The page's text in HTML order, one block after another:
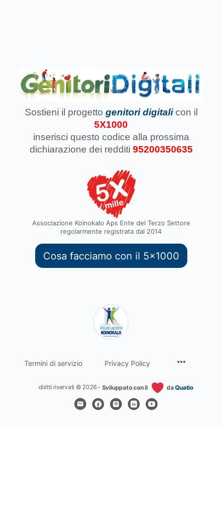
Sostieni il progetto genitori digitali con il
5X1000
inserisci questo codice alla prossima
dichiarazione dei redditi 95200350635
Associazione Koinokalo Aps Ente del Terzo Settore
regolarmente registrata dal 2014
Cosa facciamo con il 5x1000
Termini di servizio Privacy Policy
diritti riservati © 2026 - Sviluppato con il daQuatio